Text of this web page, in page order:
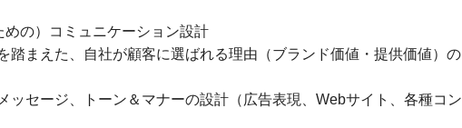
の）コミュニケーション設計
踏まえた、自社が顧客に選ばれる理由（ブランド価値・提供価値）の
ッセージ、トーン＆マナーの設計（広告表現、Webサイト、各種コン